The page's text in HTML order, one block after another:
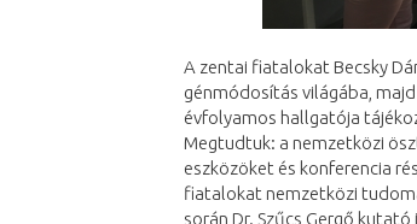
A zentai fiatalokat Becsky
génmódosítás világába,
évfolyamos hallgatója
Megtudtuk: a nemzetközi
eszközöket és konferencia
fiatalokat nemzetközi
során Dr. Szűcs Gergő